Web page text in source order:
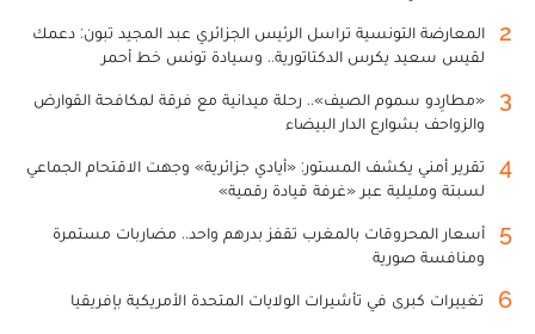
2
المعارضة التونسية تراسل الرئيس الجزائري عبد المجيد تبون: دعمك
لقيس سعيد يكرس الدكتاتورية.. وسيادة تونس خط أحمر
3
«مطارِدو سموم الصيف».. رحلة ميدانية مع فرقة لمكافحة القوارض
والزواحف بشوارع الدار البيضاء
4
تقرير أمني يكشف المستور: «أيادي جزائرية» وجهت الاقتحام الجماعي
لسبتة ومليلية عبر «غرفة قيادة رقمية»
5
أسعار المحروقات بالمغرب تقفز بدرهم واحد.. مضاربات مستمرة
ومنافسة صورية
6 تغييرات كبرى في تأشيرات الولايات المتحدة الأمريكية بإفريقيا